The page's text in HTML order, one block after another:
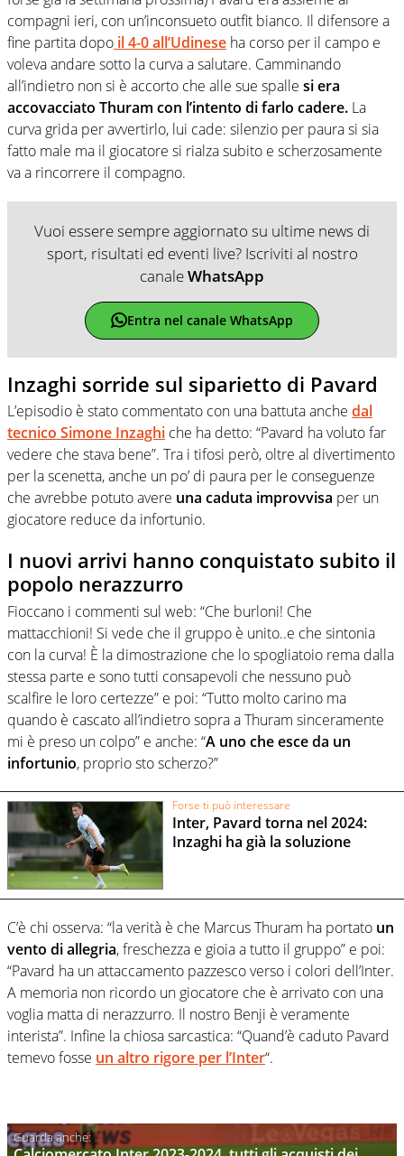
compagni ieri, con un’inconsueto outfit bianco. Il difensore a
fine partita dopo il 4-0 all’Udinese ha corso per il campo e
voleva andare sotto la curva a salutare. Camminando
all’indietro non si è accorto che alle sue spalle si era
accovacciato Thuram con l’intento di farlo cadere. La
curva grida per avvertirlo, lui cade: silenzio per paura si sia
fatto male ma il giocatore si rialza subito e scherzosamente
va a rincorrere il compagno.
Vuoi essere sempre aggiornato su ultime news di
sport, risultati ed eventi live? Iscriviti al nostro
canaleWhatsApp
Entra nel canale WhatsApp
Inzaghi sorride sul siparietto di Pavard
L’episodio è stato commentato con una battuta anche dal
tecnico Simone Inzaghi che ha detto: “Pavard ha voluto far
vedere che stava bene”. Tra i tifosi però, oltre al divertimento
per la scenetta, anche un po’ di paura per le conseguenze
che avrebbe potuto avere una caduta improvvisa per un
giocatore reduce da infortunio.
I nuovi arrivi hanno conquistato subito il
popolo nerazzurro
Fioccano i commenti sul web: “Che burloni! Che
mattacchioni! Si vede che il gruppo è unito..e che sintonia
con la curva! È la dimostrazione che lo spogliatoio rema dalla
stessa parte e sono tutti consapevoli che nessuno può
scalfire le loro certezze” e poi: “Tutto molto carino ma
quando è cascato all’indietro sopra a Thuram sinceramente
mi è preso un colpo” e anche: “A uno che esce da un
infortunio, proprio sto scherzo?”
Forse ti può interessare
Inter, Pavard torna nel 2024:
Inzaghi ha già la soluzione
C’è chi osserva: “la verità è che Marcus Thuram ha portato un
vento di allegria, freschezza e gioia a tutto il gruppo” e poi:
“Pavard ha un attaccamento pazzesco verso i colori dell’Inter.
A memoria non ricordo un giocatore che è arrivato con una
voglia matta di nerazzurro. Il nostro Benji è veramente
interista”. Infine la chiosa sarcastica: “Quand’è caduto Pavard
temevo fosse un altro rigore per l’Inter“.